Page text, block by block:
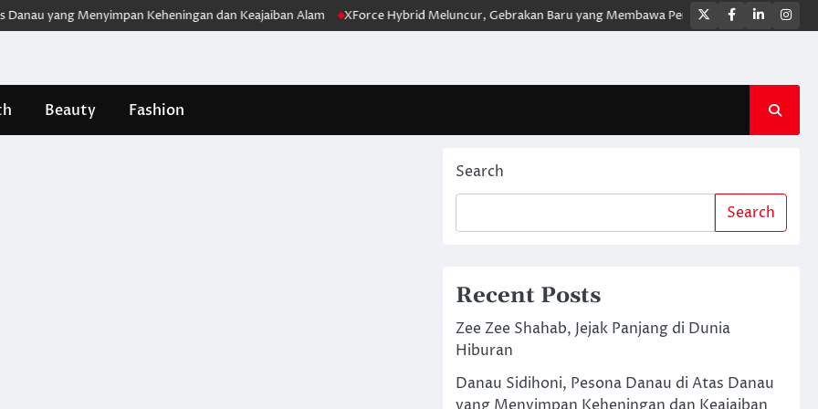
yang Menyimpan Keheningan dan Keajaiban Alam XForce Hybrid Meluncur, Gebrakan Baru yang Membawa Pengalaman Berkendara Lebih
Twitter
Facebook
LinkedIn
Beauty Fashion
Search
Search
Recent Posts
Zee Zee Shahab, Jejak Panjang di Dunia
Hiburan
Danau Sidihoni, Pesona Danau di Atas Danau